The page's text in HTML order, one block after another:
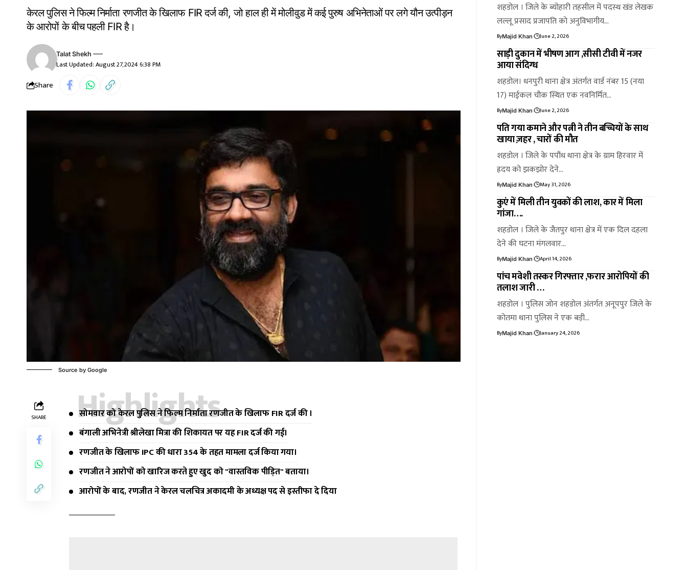
केरल पुलिस ने फिल्म निर्माता रणजीत के खिलाफ FIR दर्ज की, जो हाल ही में मोलीवुड में कई पुरुष अभिनेताओं पर लगे यौन उत्पीड़न
के आरोपों के बीच पहली FIR है।
Last Updated: August 27, 2024 6:38 PM
Talat Shekh
Share
Source by Google
SHARE Highlights
सोमवार को केरल पुलिस ने फिल्म निर्माता रणजीत के खिलाफ FIR दर्ज की ।
बंगाली अभिनेत्री श्रीलेखा मित्रा की शिकायत पर यह FIR दर्ज की गई।
रणजीत के खिलाफ IPC की धारा 354 के तहत मामला दर्ज किया गया।
रणजीत ने आरोपों को खारिज करते हुए खुद को "वास्तविक पीड़ित" बताया।
आरोपों के बाद, रणजीत ने केरल चलचित्र अकादमी के अध्यक्ष पद से इस्तीफा दे दिया
शहडोल । जिले के ब्योहारी तहसील में पदस्थ खंड लेखक
लल्लू प्रसाद प्रजापति को अनुविभागीय…
ByMajid Khan June 2, 2026
साड़ी दुकान में भीषण आग ,सीसी टीवी में नजर
आया संदिग्ध
शहडोल। धनपुरी थाना क्षेत्र अंतर्गत वार्ड नंबर 15 (नया
17) माईकल चौक स्थित एक नवनिर्मित…
ByMajid Khan June 2, 2026
पति गया कमाने और पत्नी ने तीन बच्चियों के साथ
खाया ज़हर , चारों की मौत
शहडोल । जिले के पपौंध थाना क्षेत्र के ग्राम हिरवार में
ह्रदय को झकझोर देने…
ByMajid Khan May 31, 2026
कुएं में मिली तीन युवकों की लाश, कार में मिला
गांजा….
शहडोल । जिले के जैतपुर थाना क्षेत्र में एक दिल दहला
देने की घटना मंगलवार…
ByMajid Khan April 14, 2026
पांच मवेशी तस्कर गिरफ्तार ,फरार आरोपियों की
तलाश जारी …
शहडोल । पुलिस जोन शहडोल अंतर्गत अनूपपुर जिले के
कोतमा थाना पुलिस ने एक बड़ी…
ByMajid Khan January 24, 2026